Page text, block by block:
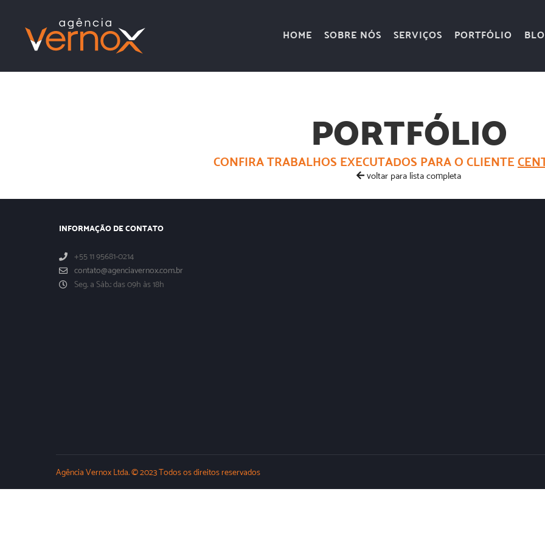
HOME SOBRE NÓS SERVIÇOS PORTFÓLIO
PORTFÓLIO
CONFIRA TRABALHOS EXECUTADOS PARA O CLIENTE
voltar para lista completa
INFORMAÇÃO DE CONTATO
+55 11 95681-0214
contato@agenciavernox.com.br
Seg. a Sáb.: das 09h às 18h
Agência Vernox Ltda. © 2023 Todos os direitos reservados